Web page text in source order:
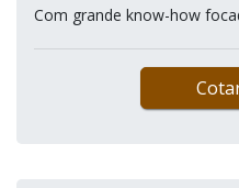
Com grande know-how